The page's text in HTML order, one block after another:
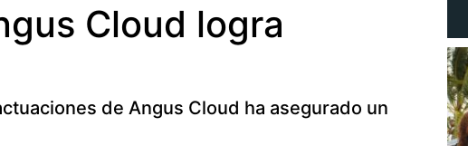
Cloud logra
de Angus Cloud ha asegurado un